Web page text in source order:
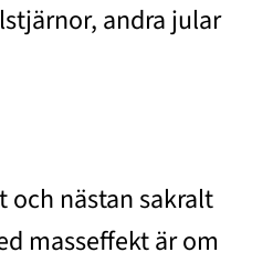
andra jular
och nästan sakralt
masseffekt är om